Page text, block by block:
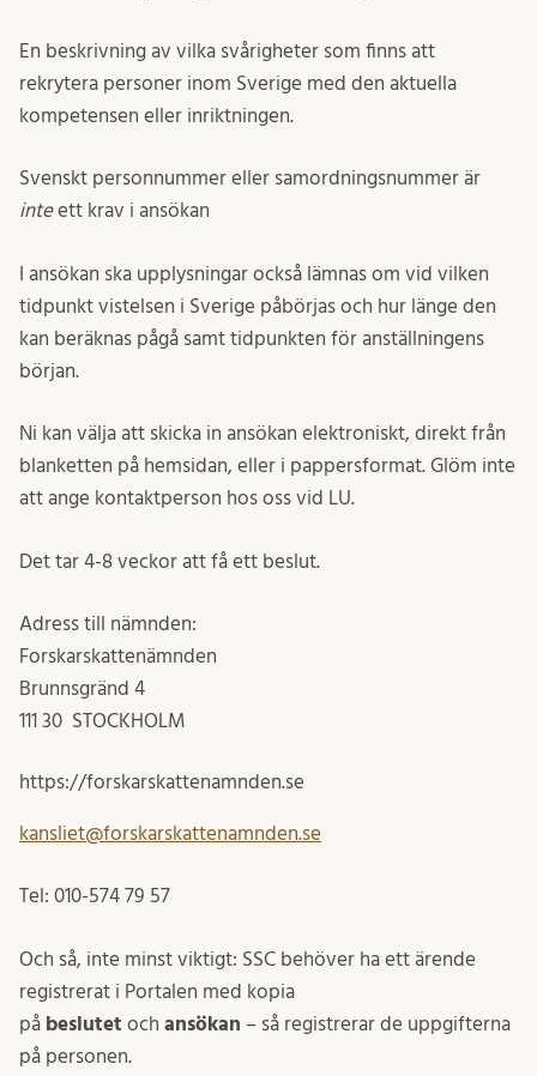
En beskrivning av vilka svårigheter som finns att
rekrytera personer inom Sverige med den aktuella
kompetensen eller inriktningen.
Svenskt personnummer eller samordningsnummer är
inteett krav i ansökan
I ansökan ska upplysningar också lämnas om vid vilken
tidpunkt vistelsen i Sverige påbörjas och hur länge den
kan beräknas pågå samt tidpunkten för anställningens
början.
Ni kan välja att skicka in ansökan elektroniskt, direkt från
blanketten på hemsidan, eller i pappersformat. Glöm inte
att ange kontaktperson hos oss vid LU.
Det tar 4-8 veckor att få ett beslut.
Adress till nämnden:
Forskarskattenämnden
Brunnsgränd 4
111 30 STOCKHOLM
https://forskarskattenamnden.se
kansliet@forskarskattenamnden.se
Tel: 010-574 79 57
Och så, inte minst viktigt: SSC behöver ha ett ärende
registrerat i Portalen med kopia
på beslutet och ansökan – så registrerar de uppgifterna
på personen.